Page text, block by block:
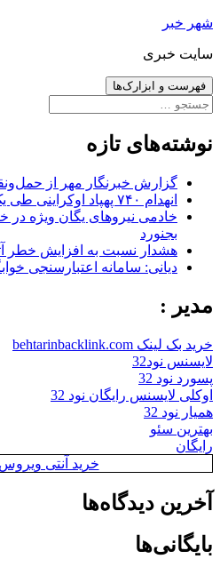
رفتن
نوشته‌ها
شهر خبر
سایت خبری
فهرست و ابزارک‌ها
جستجو
نوشته‌های تازه
گزارش خبرنگار مهر از
انهدام ۷۴۰ پهپاد اوکراینی طی یک روز
خادمی نیروهای یگان ویژه در
بجنورد
هشدار نسبت به افزایش
دیانی: سامانه اعتبارسنجی
مدیر :
خرید بک لینک behtarinbacklink.com
لایسنس نود32
پسورد نود 32
اوکلی لایسنس رایگان نود 32
همیار نود 32
بهترین سئو
رایگان
خرید آنتی
آخرین دیدگاه‌ها
بایگانی‌ها